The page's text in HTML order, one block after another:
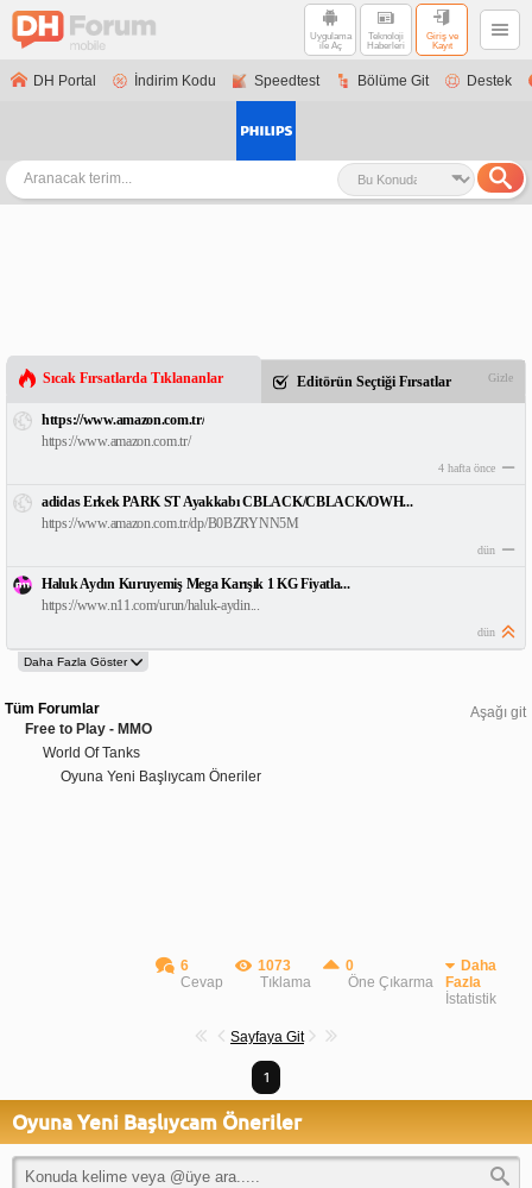
Uygulama
ile Aç
Teknoloji
Haberleri
Giriş ve
Kayıt
DH Portal İndirim Kodu Speedtest Bölüme Git Destek
Sıcak Fırsatlarda Tıklananlar Editörün Seçtiği Fırsatlar Gizle
https://www.amazon.com.tr/
https://www.amazon.com.tr/
4 hafta önce
adidas Erkek PARK ST Ayakkabı CBLACK/CBLACK/OWH...
https://www.amazon.com.tr/dp/B0BZRYNN5M
dün
Haluk Aydın Kuruyemiş Mega Karışık 1 KG Fiyatla...
https://www.n11.com/urun/haluk-aydin...
dün
Aşağı git
Tüm Forumlar
Free to Play - MMO
World Of Tanks
Oyuna Yeni Başlıycam Öneriler
6
Cevap
1073
Tıklama
0
Öne Çıkarma
Daha
Fazla
İstatistik
Sayfaya Git
1
Oyuna Yeni Başlıycam Öneriler